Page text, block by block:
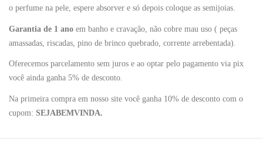
o perfume na pele, espere absorver e só depois coloque as semijoias.
Garantia de 1 ano em banho e cravação, não cobre mau uso ( peças
amassadas, riscadas, pino de brinco quebrado, corrente arrebentada).
Oferecemos parcelamento sem juros e ao optar pelo pagamento via pix
você ainda ganha 5% de desconto.
Na primeira compra em nosso site você ganha 10% de desconto com o
cupom: SEJABEMVINDA.